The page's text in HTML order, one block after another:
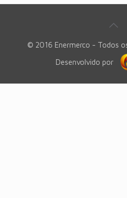
© 2016 Enermerco - Todos
Desenvolvido por